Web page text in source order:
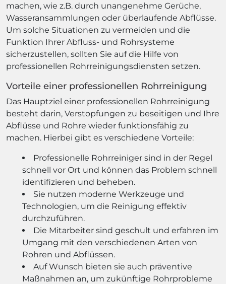
machen, wie z.B. durch unangenehme Gerüche,
Wasseransammlungen oder überlaufende Abflüsse.
Um solche Situationen zu vermeiden und die
Funktion Ihrer Abfluss- und Rohrsysteme
sicherzustellen, sollten Sie auf die Hilfe von
professionellen Rohrreinigungsdiensten setzen.
Vorteile einer professionellen Rohrreinigung
Das Hauptziel einer professionellen Rohrreinigung
besteht darin, Verstopfungen zu beseitigen und Ihre
Abflüsse und Rohre wieder funktionsfähig zu
machen. Hierbei gibt es verschiedene Vorteile:
Professionelle Rohrreiniger sind in der Regel
schnell vor Ort und können das Problem schnell
identifizieren und beheben.
Sie nutzen moderne Werkzeuge und
Technologien, um die Reinigung effektiv
durchzuführen.
Die Mitarbeiter sind geschult und erfahren im
Umgang mit den verschiedenen Arten von
Rohren und Abflüssen.
Auf Wunsch bieten sie auch präventive
Maßnahmen an, um zukünftige Rohrprobleme